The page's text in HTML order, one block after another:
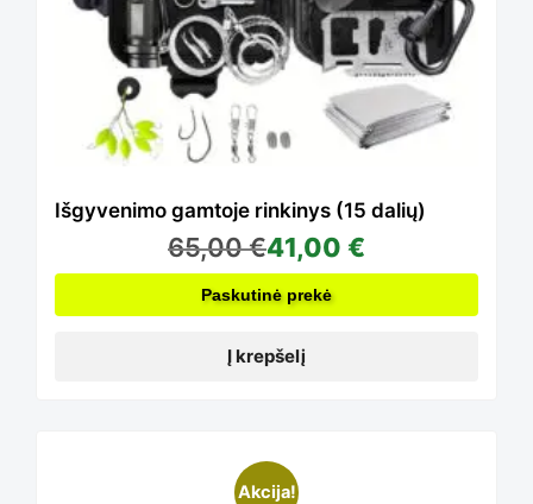
Išgyvenimo gamtoje rinkinys (15 dalių)
65,00€41,00 €
Paskutinė prekė
Į krepšelį
Akcija!